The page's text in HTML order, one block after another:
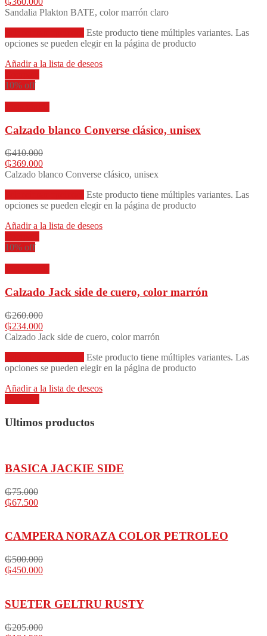
Sandalia Plakton BATE, color marrón claro
Este producto tiene múltiples variantes. Las
opciones se pueden elegir en la página de producto
Añadir a la lista de deseos
10% off
Calzado blanco Converse clásico, unisex
₲410.000
₲369.000
Calzado blanco Converse clásico, unisex
Este producto tiene múltiples variantes. Las
opciones se pueden elegir en la página de producto
Añadir a la lista de deseos
10% off
Calzado Jack side de cuero, color marrón
₲260.000
₲234.000
Calzado Jack side de cuero, color marrón
Este producto tiene múltiples variantes. Las
opciones se pueden elegir en la página de producto
Añadir a la lista de deseos
Ultimos productos
BASICA JACKIE SIDE
₲75.000
₲67.500
CAMPERA NORAZA COLOR PETROLEO
₲500.000
₲450.000
SUETER GELTRU RUSTY
₲205.000